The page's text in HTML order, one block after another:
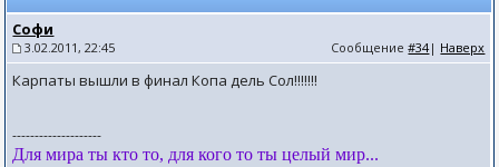
Софи
3.02.2011, 22:45 Сообщение#34| Наверх
Карпаты вышли в финал Копа дель Сол!!!!!!!
--------------------
Для мира ты кто то, для кого то ты целый мир...